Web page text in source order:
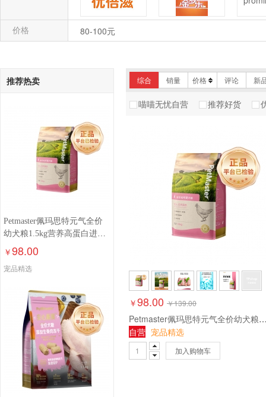
优倍滋
阿飞和巴弟
价格 80-100元
推荐热卖
Petmaster佩玛思特元气全价
幼犬粮1.5kg营养高蛋白进口
鸡肉味主粮狗粮
￥98.00
宠品精选
综合 销量 价格 评论 新
喵喵无忧自营 推荐好货
￥98.00 ￥139.00
Petmaster佩玛思特元气全价幼犬粮1.5kg营
自营 宠品精选
加入购物车